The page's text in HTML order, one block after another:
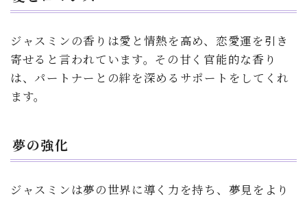
ジャスミンの香りは愛と情熱を高め、恋愛運を引き
寄せると言われています。その甘く官能的な香り
は、パートナーとの絆を深めるサポートをしてくれ
ます。
夢の強化
ジャスミンは夢の世界に導く力を持ち、夢見をより